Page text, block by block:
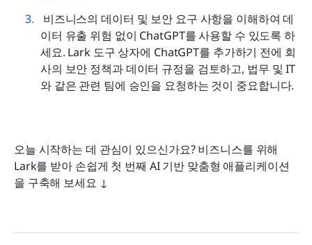
비즈니스의 데이터 및 보안 요구 사항을 이해하여 데
이터 유출 위험 없이 ChatGPT를 사용할 수 있도록 하
세요. Lark 도구 상자에 ChatGPT를 추가하기 전에 회
사의 보안 정책과 데이터 규정을 검토하고, 법무 및 IT
와 같은 관련 팀에 승인을 요청하는 것이 중요합니다.
오늘 시작하는 데 관심이 있으신가요? 비즈니스를 위해
Lark를 받아 손쉽게 첫 번째 AI 기반 맞춤형 애플리케이션
을 구축해 보세요 ↓